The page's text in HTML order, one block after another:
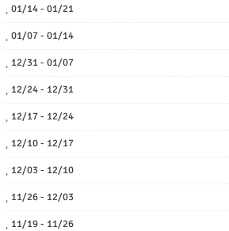
01/14 - 01/21
01/07 - 01/14
12/31 - 01/07
12/24 - 12/31
12/17 - 12/24
12/10 - 12/17
12/03 - 12/10
11/26 - 12/03
11/19 - 11/26